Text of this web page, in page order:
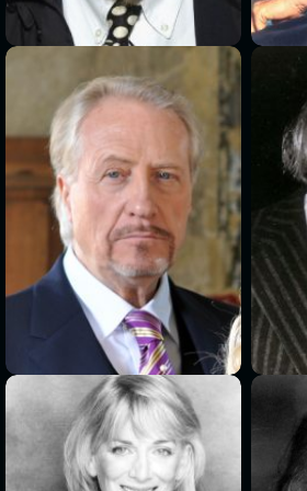
> >
> >